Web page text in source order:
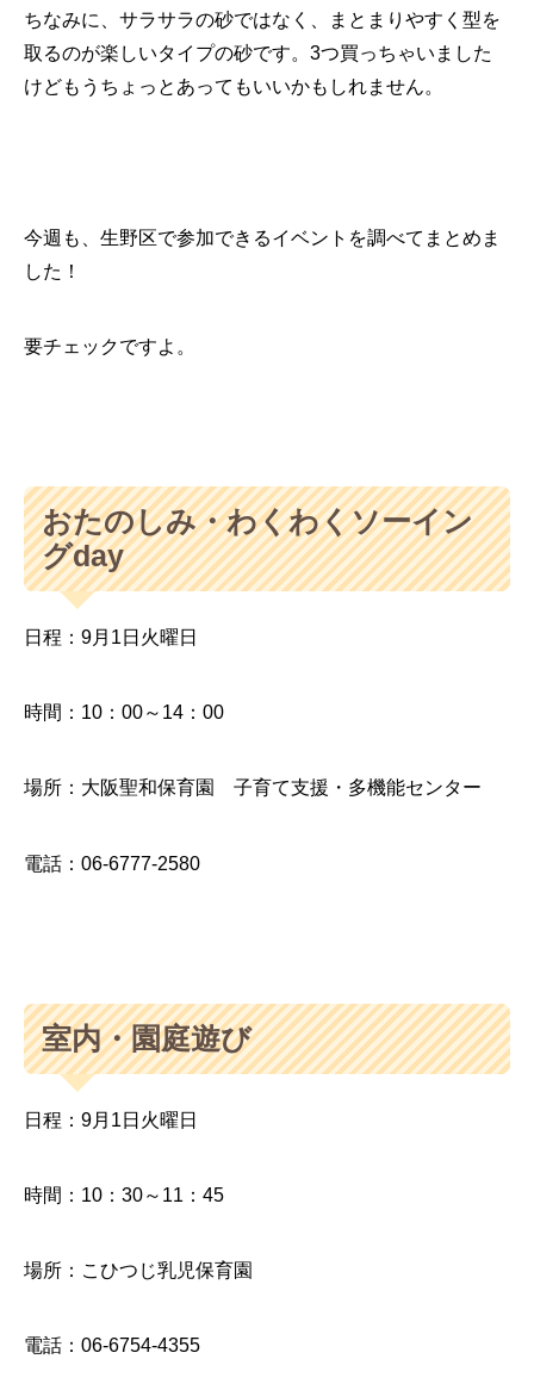
ちなみに、サラサラの砂ではなく、まとまりやすく型を
取るのが楽しいタイプの砂です。3つ買っちゃいました
けどもうちょっとあってもいいかもしれません。
今週も、生野区で参加できるイベントを調べてまとめま
した！
要チェックですよ。
おたのしみ・わくわくソーイン
グday
日程：9月1日火曜日
時間：10：00～14：00
場所：大阪聖和保育園 子育て支援・多機能センター
電話：06-6777-2580
室内・園庭遊び
日程：9月1日火曜日
時間：10：30～11：45
場所：こひつじ乳児保育園
電話：06-6754-4355